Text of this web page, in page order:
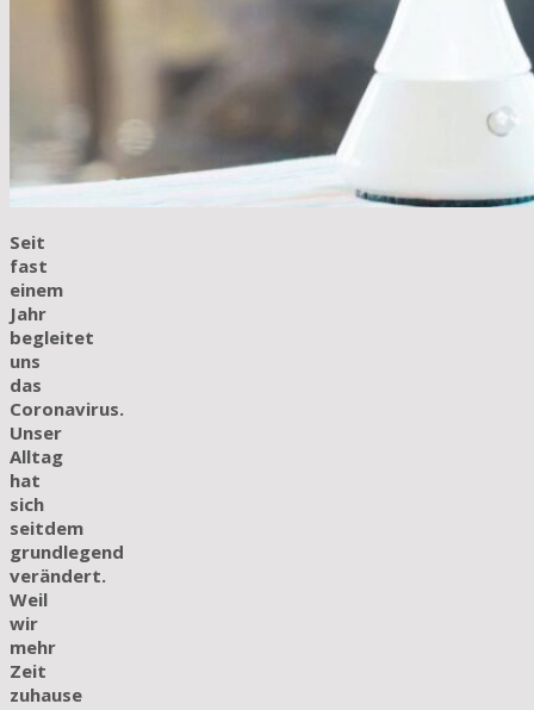
Seit
fast
einem
Jahr
begleitet
uns
das
Coronavirus.
Unser
Alltag
hat
sich
seitdem
grundlegend
verändert.
Weil
wir
mehr
Zeit
zuhause